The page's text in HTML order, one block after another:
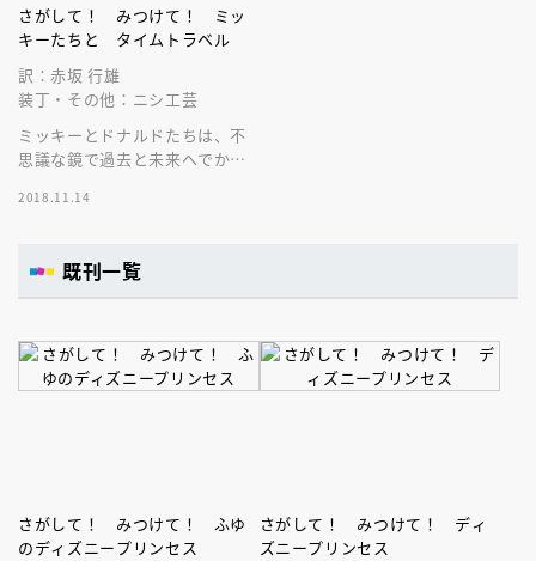
さがして！ みつけて！ ミッ
キーたちと タイムトラベル
訳：赤坂 行雄
装丁・その他：ニシ工芸
ミッキーとドナルドたちは、不
思議な鏡で過去と未来へでかけ
「さがしもの」をみつけられ
2018.11.14
既刊一覧
さがして！ みつけて！ ふゆ
のディズニープリンセス
さがして！ みつけて！ ディ
ズニープリンセス